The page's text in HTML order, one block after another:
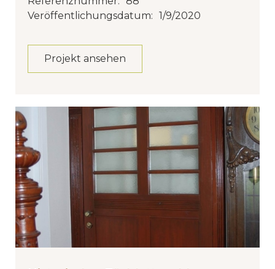
Veröffentlichungsdatum: 1/9/2020
Projekt ansehen